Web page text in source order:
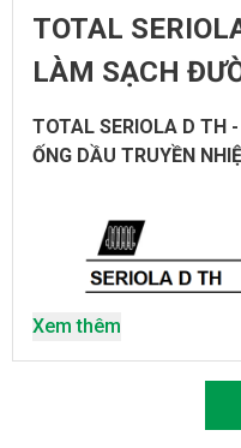
TOTAL
LÀM SẠCH
TRUYỀN NHIỆT
TOTAL SERIOLA D TH
ỐNG DẦU TRUYỀN
Xem thêm